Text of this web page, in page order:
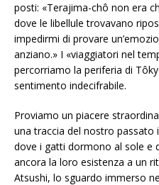
posti: «Terajima-chô non era
dove le libellule trovavano
impedirmi di provare
anziano.» I «viaggiatori nel
percorriamo la periferia di
sentimento indecifrabile.
Proviamo un piacere
una traccia del nostro passato
dove i gatti dormono al sole e
ancora la loro esistenza a un
Atsushi, lo sguardo immerso